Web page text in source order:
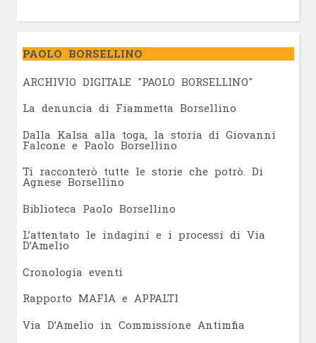
PAOLO BORSELLINO
ARCHIVIO DIGITALE "PAOLO BORSELLINO"
La denuncia di Fiammetta Borsellino
Dalla Kalsa alla toga, la storia di Giovanni
Falcone e Paolo Borsellino
Ti racconterò tutte le storie che potrò. Di
Agnese Borsellino
Biblioteca Paolo Borsellino
L’attentato le indagini e i processi di Via
D’Amelio
Cronologia eventi
Rapporto MAFIA e APPALTI
Via D’Amelio in Commissione Antimfia